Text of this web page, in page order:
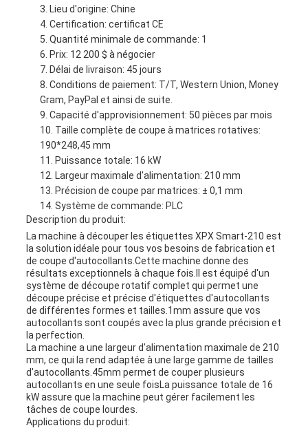
Lieu d'origine: Chine
Certification: certificat CE
Quantité minimale de commande: 1
Prix: 12 200 $ à négocier
Délai de livraison: 45 jours
Conditions de paiement: T/T, Western Union, Money
Gram, PayPal et ainsi de suite.
Capacité d'approvisionnement: 50 pièces par mois
Taille complète de coupe à matrices rotatives:
190*248,45 mm
Puissance totale: 16 kW
Largeur maximale d'alimentation: 210 mm
Précision de coupe par matrices: ± 0,1 mm
Système de commande: PLC
Description du produit:
La machine à découper les étiquettes XPX Smart-210 est
la solution idéale pour tous vos besoins de fabrication et
de coupe d'autocollants.Cette machine donne des
résultats exceptionnels à chaque fois.Il est équipé d'un
système de découpe rotatif complet qui permet une
découpe précise et précise d'étiquettes d'autocollants
de différentes formes et tailles.1mm assure que vos
autocollants sont coupés avec la plus grande précision et
la perfection.
La machine a une largeur d'alimentation maximale de 210
mm, ce qui la rend adaptée à une large gamme de tailles
d'autocollants.45mm permet de couper plusieurs
autocollants en une seule foisLa puissance totale de 16
kW assure que la machine peut gérer facilement les
tâches de coupe lourdes.
Applications du produit: